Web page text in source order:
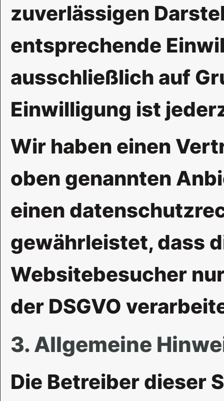
zuverlässigen
entsprechende
ausschließlich auf
Einwilligung ist
Wir haben einen
oben genannten
einen
gewährleistet, dass
Websitebesucher
der DSGVO
3. Allgemeine
Die Betreiber dieser